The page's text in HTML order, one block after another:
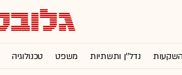
נדל''ן ותשתיות משפט טכנולוגיה